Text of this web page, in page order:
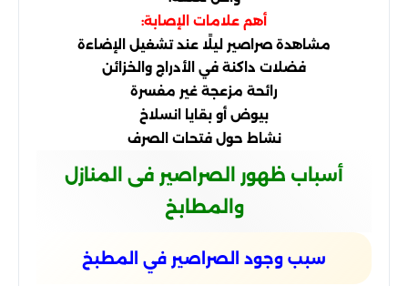
أهم علامات الإصابة:
مشاهدة صراصير ليلًا عند تشغيل الإضاءة
فضلات داكنة في الأدراج والخزائن
رائحة مزعجة غير مفسرة
بيوض أو بقايا انسلاخ
نشاط حول فتحات الصرف
أسباب ظهور الصراصير فى المنازل
والمطابخ
سبب وجود الصراصير في المطبخ